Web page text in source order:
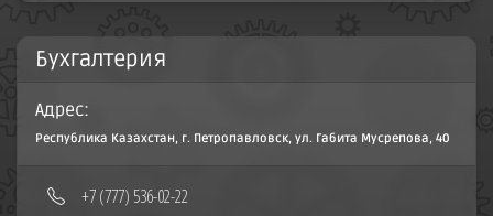
Бухгалтерия
Адрес:
Республика Казахстан, г. Петропавловск, ул. Габита Мусрепова, 40
+7 (777) 536-02-22